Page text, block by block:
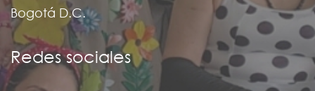
Bogotá D.C.
Redes sociales